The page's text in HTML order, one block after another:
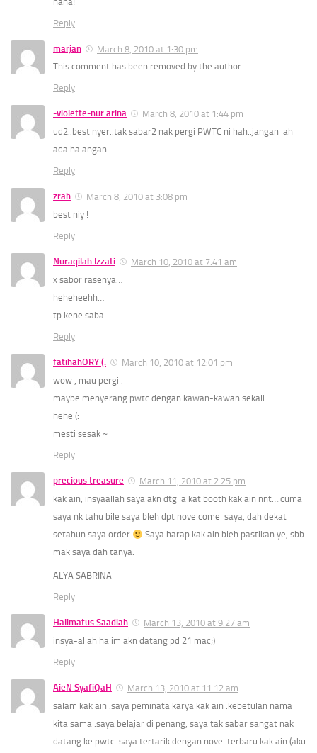
Reply
marjan
March 8, 2010 at 1:30 pm
This comment has been removed by the author.
Reply
-violette-nur arina
March 8, 2010 at 1:44 pm
ud2..best nyer..tak sabar2 nak pergi PWTC ni hah..jangan lah
ada halangan..
Reply
zrah
March 8, 2010 at 3:08 pm
best niy !
Reply
Nuraqilah Izzati
March 10, 2010 at 7:41 am
x sabor rasenya…
heheheehh…
tp kene saba……
Reply
fatihahORY (:
March 10, 2010 at 12:01 pm
wow , mau pergi .
maybe menyerang pwtc dengan kawan-kawan sekali ..
hehe (:
mesti sesak ~
Reply
precious treasure
March 11, 2010 at 2:25 pm
kak ain, insyaallah saya akn dtg la kat booth kak ain nnt….cuma
saya nk tahu bile saya bleh dpt novelcomel saya, dah dekat
setahun saya order
Saya harap kak ain bleh pastikan ye, sbb
mak saya dah tanya.
ALYA SABRINA
Reply
Halimatus Saadiah
March 13, 2010 at 9:27 am
insya-allah halim akn datang pd 21 mac;)
Reply
AieN SyafiQaH
March 13, 2010 at 11:12 am
salam kak ain .saya peminata karya kak ain .kebetulan nama
kita sama .saya belajar di penang, saya tak sabar sangat nak
datang ke pwtc .saya tertarik dengan novel terbaru kak ain (aku